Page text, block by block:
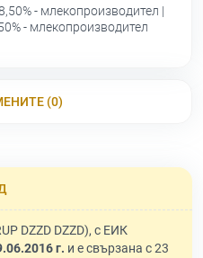
- млекопроизводител |
- млекопроизводител
(0)
DZZD DZZD), с ЕИК
г. и е свързана с 23